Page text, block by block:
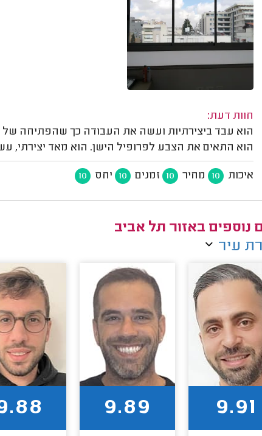
חוות דעת:
הוא עבד ביצירתיות ועשה את העבודה כך שהפתיחה של
הוא התאים את הצבע לפרופיל הישן. הוא מאד יצירתי,
איכות 10 מחיר 10 זמנים 10 יחס 10
נוספים באזור תל אביב
עיר
9.91
9.89